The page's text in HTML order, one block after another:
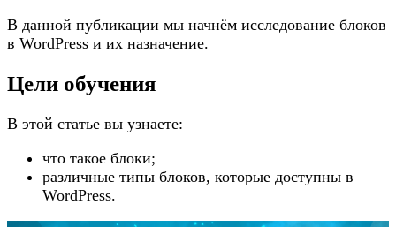
В данной публикации мы начнём исследование блоков
в WordPress и их назначение.
Цели обучения
В этой статье вы узнаете:
что такое блоки;
различные типы блоков, которые доступны в
WordPress.